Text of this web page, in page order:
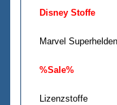
Disney Stoffe
Marvel Superhelden
%Sale%
Lizenzstoffe